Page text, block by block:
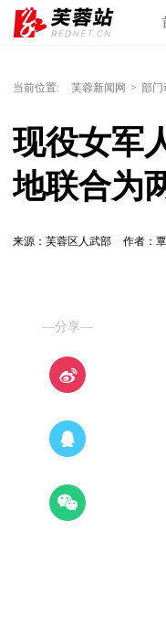
当前位置: 芙蓉新闻网 > 部门
现役女军
地联合为
来源：芙蓉区人武部 作者：
—分享—